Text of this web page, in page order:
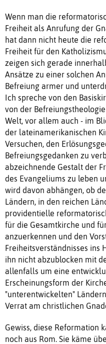
Wenn man die
Freiheit als Anrufung der
hat dann nicht heute die
Freiheit für den
zeigen sich gerade
Ansätze zu einer solchen
Befreiung armer und
Ich spreche von den
von der
Welt, vor allem auch - im
der lateinamerikanischen
Versuchen, den
Befreiungsgedanken zu
abzeichnende Gestalt der
des Evangeliums zu leben
wird davon abhängen, ob
Ländern, in den reichen
providentielle
für die Gesamtkirche und
anzuerkennen und den
Freiheitsverständnisses ins
ihn nicht abzublocken mit
allenfalls um eine
Erscheinungsform der
"unterentwickelten"
Verrat am christlichen
Gewiss, diese Reformation
noch aus Rom. Sie käme